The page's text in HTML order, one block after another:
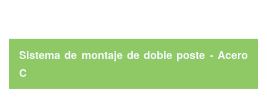
Sistema de montaje de doble poste - Acero
C